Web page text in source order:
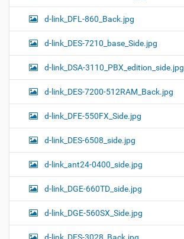
d-link_DFL-860_Back.jpg
d-link_DES-7210_base_Side.jpg
d-link_DSA-3110_PBX_edition_side.jpg
d-link_DES-7200-512RAM_Back.jpg
d-link_DFE-550FX_Side.jpg
d-link_DES-6508_side.jpg
d-link_ant24-0400_side.jpg
d-link_DGE-660TD_side.jpg
d-link_DGE-560SX_Side.jpg
d-link_DES-3028_Back.jpg